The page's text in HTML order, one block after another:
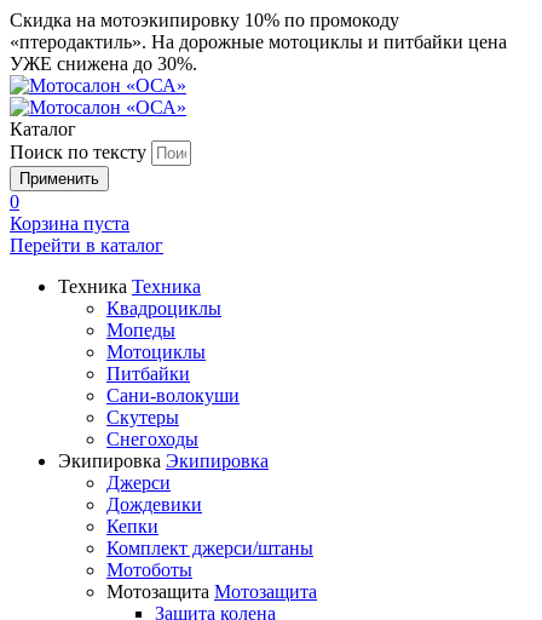
Скидка на мотоэкипировку 10% по промокоду
«птеродактиль». На дорожные мотоциклы и питбайки цена
УЖЕ снижена до 30%.
Каталог
Поиск по тексту
0
Корзина пуста
Перейти в каталог
Техника Техника
Квадроциклы
Мопеды
Мотоциклы
Питбайки
Сани-волокуши
Скутеры
Снегоходы
Экипировка Экипировка
Джерси
Дождевики
Кепки
Комплект джерси/штаны
Мотоботы
Мотозащита Мотозащита
Защита колена